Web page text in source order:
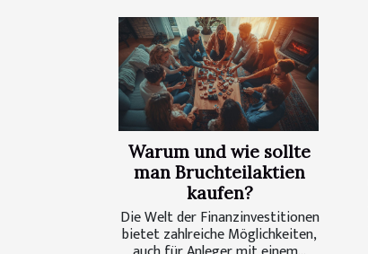
Warum und wie sollte
man Bruchteilaktien
kaufen?
Die Welt der Finanzinvestitionen
bietet zahlreiche Möglichkeiten,